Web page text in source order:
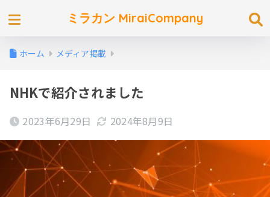
ミラカン MiraiCompany
ホーム メディア掲載
NHKで紹介されました
2023年6月29日 2024年8月9日